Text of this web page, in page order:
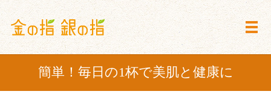
メ
簡単！毎日の1杯で美肌と健康に